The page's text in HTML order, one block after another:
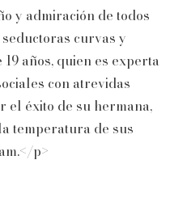
y admiración de todos
curvas y
años, quien es experta
con atrevidas
el éxito de su hermana,
temperatura de sus
p>